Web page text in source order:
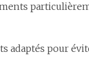
adaptés pour